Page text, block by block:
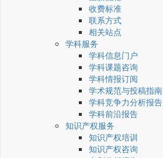
收费标准
联系方式
相关站点
学科服务
学科信息门户
学科课题咨询
学科情报订阅
学术规范与投稿指南
学科竞争力分析报告
学科前沿报告
知识产权服务
知识产权培训
知识产权咨询